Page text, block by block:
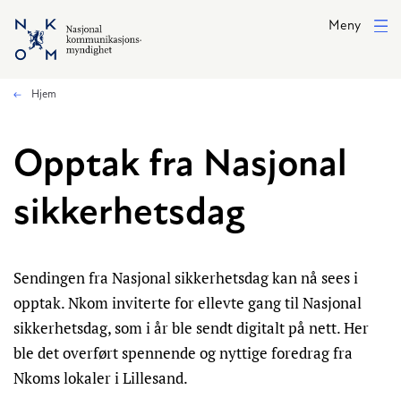
Hopp til hovedinnhold
Meny
Hjem
Opptak fra Nasjonal
sikkerhetsdag
Sendingen fra Nasjonal sikkerhetsdag kan nå sees i
opptak. Nkom inviterte for ellevte gang til Nasjonal
sikkerhetsdag, som i år ble sendt digitalt på nett. Her
ble det overført spennende og nyttige foredrag fra
Nkoms lokaler i Lillesand.